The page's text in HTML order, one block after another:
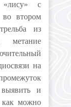
«лису» с
во втором
из
метание
на
и
как можно